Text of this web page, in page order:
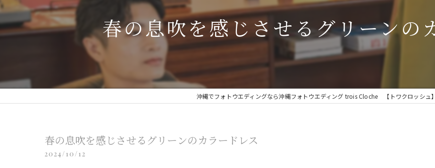
おしゃれ
ツアー
人気
美容師が作るフォトウェディング
春の息吹を感じさせるグリーンの
沖縄でフォトウエディングなら沖縄フォトウエディング trois Cloche 【トワクロッシュ】
春の息吹を感じさせるグリーンのカラードレス
2024/10/12